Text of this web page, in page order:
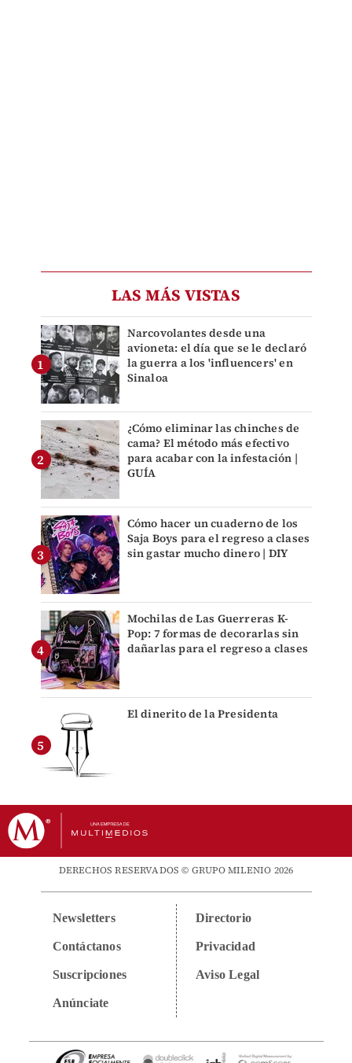
LAS MÁS VISTAS
Narcovolantes desde una
avioneta: el día que se le declaró
la guerra a los 'influencers' en
Sinaloa
¿Cómo eliminar las chinches de
cama? El método más efectivo
para acabar con la infestación |
GUÍA
Cómo hacer un cuaderno de los
Saja Boys para el regreso a clases
sin gastar mucho dinero | DIY
Mochilas de Las Guerreras K-
Pop: 7 formas de decorarlas sin
dañarlas para el regreso a clases
El dinerito de la Presidenta
DERECHOS RESERVADOS © GRUPO MILENIO 2026
Newsletters
Contáctanos
Suscripciones
Anúnciate
Directorio
Privacidad
Aviso Legal